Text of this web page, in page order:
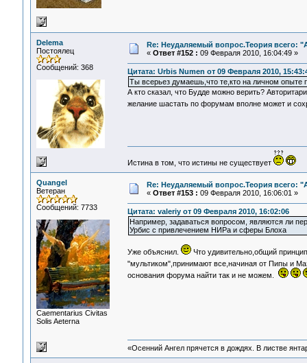
Delema
Постоялец
Сообщений: 368
Re: Неудаляемый вопрос.Теория всего:
« Ответ #152 : 09 Февраля 2010, 16:04:49 »
Цитата: Urbis Numen от 09 Февраля 2010,
Ты всерьез думаешь,что те,кто на личном опыте
А кто сказал, что Будде можно верить?
желание шастать по форумам вполне может и
Истина в том, что истины не существует
Quangel
Ветеран
Сообщений: 7733
Сaementarius Civitas
Solis Aeterna
Re: Неудаляемый вопрос.Теория всего:
« Ответ #153 : 09 Февраля 2010, 16:06:01 »
Цитата: valeriy от 09 Февраля 2010, 16:02:06
Например, задаваться вопросом, являются ли
Урбис с привлечением НИРа и сферы Блоха
Уже объяснил.
Что удивительно,общий
"мультиком",принимают все,начиная от Пипы и
основания форума найти так и не можем.
«Осенний Ангел прячется в дождях. В листве